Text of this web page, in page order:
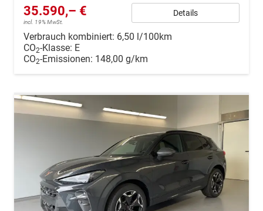
35.590,– €
incl. 19% MwSt.
Details
Verbrauch kombiniert: 6,50 l/100km
CO2-Klasse: E
CO2-Emissionen: 148,00 g/km